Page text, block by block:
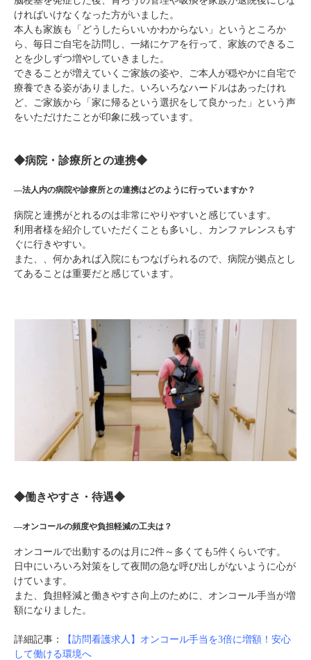
ければいけなくなった方がいました。
本人も家族も「どうしたらいいかわからない」というところか
ら、毎日ご自宅を訪問し、一緒にケアを行って、家族のできるこ
とを少しずつ増やしていきました。
できることが増えていくご家族の姿や、ご本人が穏やかに自宅で
療養できる姿がありました。いろいろなハードルはあったけれ
ど、ご家族から「家に帰るという選択をして良かった」という声
をいただけたことが印象に残っています。
◆病院・診療所との連携◆
―法人内の病院や診療所との連携はどのように行っていますか？
病院と連携がとれるのは非常にやりやすいと感じています。
利用者様を紹介していただくことも多いし、カンファレンスもす
ぐに行きやすい。
また、、何かあれば入院にもつなげられるので、病院が拠点とし
てあることは重要だと感じています。
◆働きやすさ・待遇◆
―オンコールの頻度や負担軽減の工夫は？
オンコールで出動するのは月に2件～多くても5件くらいです。
日中にいろいろ対策をして夜間の急な呼び出しがないように心が
けています。
また、負担軽減と働きやすさ向上のために、オンコール手当が増
額になりました。
詳細記事：
【訪問看護求人】オンコール手当を3倍に増額！安心
して働ける環境へ